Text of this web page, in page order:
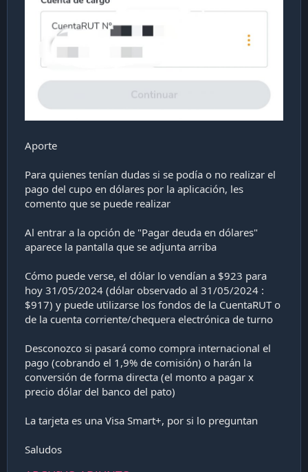
Aporte
Para quienes tenían dudas si se podía o no realizar el
pago del cupo en dólares por la aplicación, les
comento que se puede realizar
Al entrar a la opción de "Pagar deuda en dólares"
aparece la pantalla que se adjunta arriba
Cómo puede verse, el dólar lo vendían a $923 para
hoy 31/05/2024 (dólar observado al 31/05/2024 :
$917) y puede utilizarse los fondos de la CuentaRUT o
de la cuenta corriente/chequera electrónica de turno
Desconozco si pasará como compra internacional el
pago (cobrando el 1,9% de comisión) o harán la
conversión de forma directa (el monto a pagar x
precio dólar del banco del pato)
La tarjeta es una Visa Smart+, por si lo preguntan
Saludos